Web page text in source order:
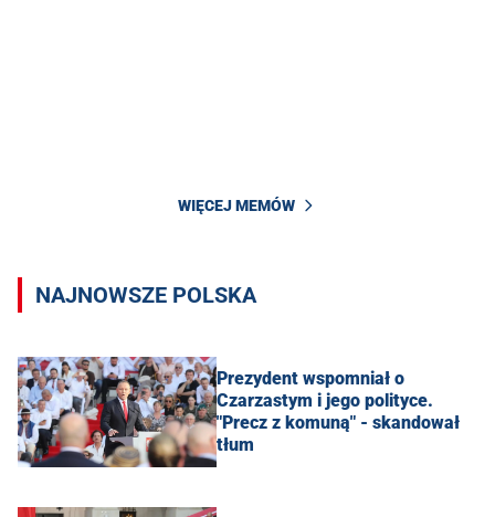
WIĘCEJ MEMÓW
NAJNOWSZE POLSKA
Prezydent wspomniał o
Czarzastym i jego polityce.
"Precz z komuną" - skandował
tłum